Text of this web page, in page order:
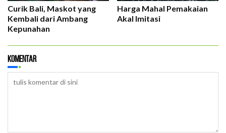
Curik Bali, Maskot yang
Kembali dari Ambang
Kepunahan
Harga Mahal Pemakaian
Akal Imitasi
Komentar